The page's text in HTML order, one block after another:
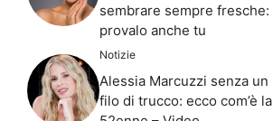
sembrare sempre fresche:
provalo anche tu
Notizie
Alessia Marcuzzi senza un
filo di trucco: ecco com’è la